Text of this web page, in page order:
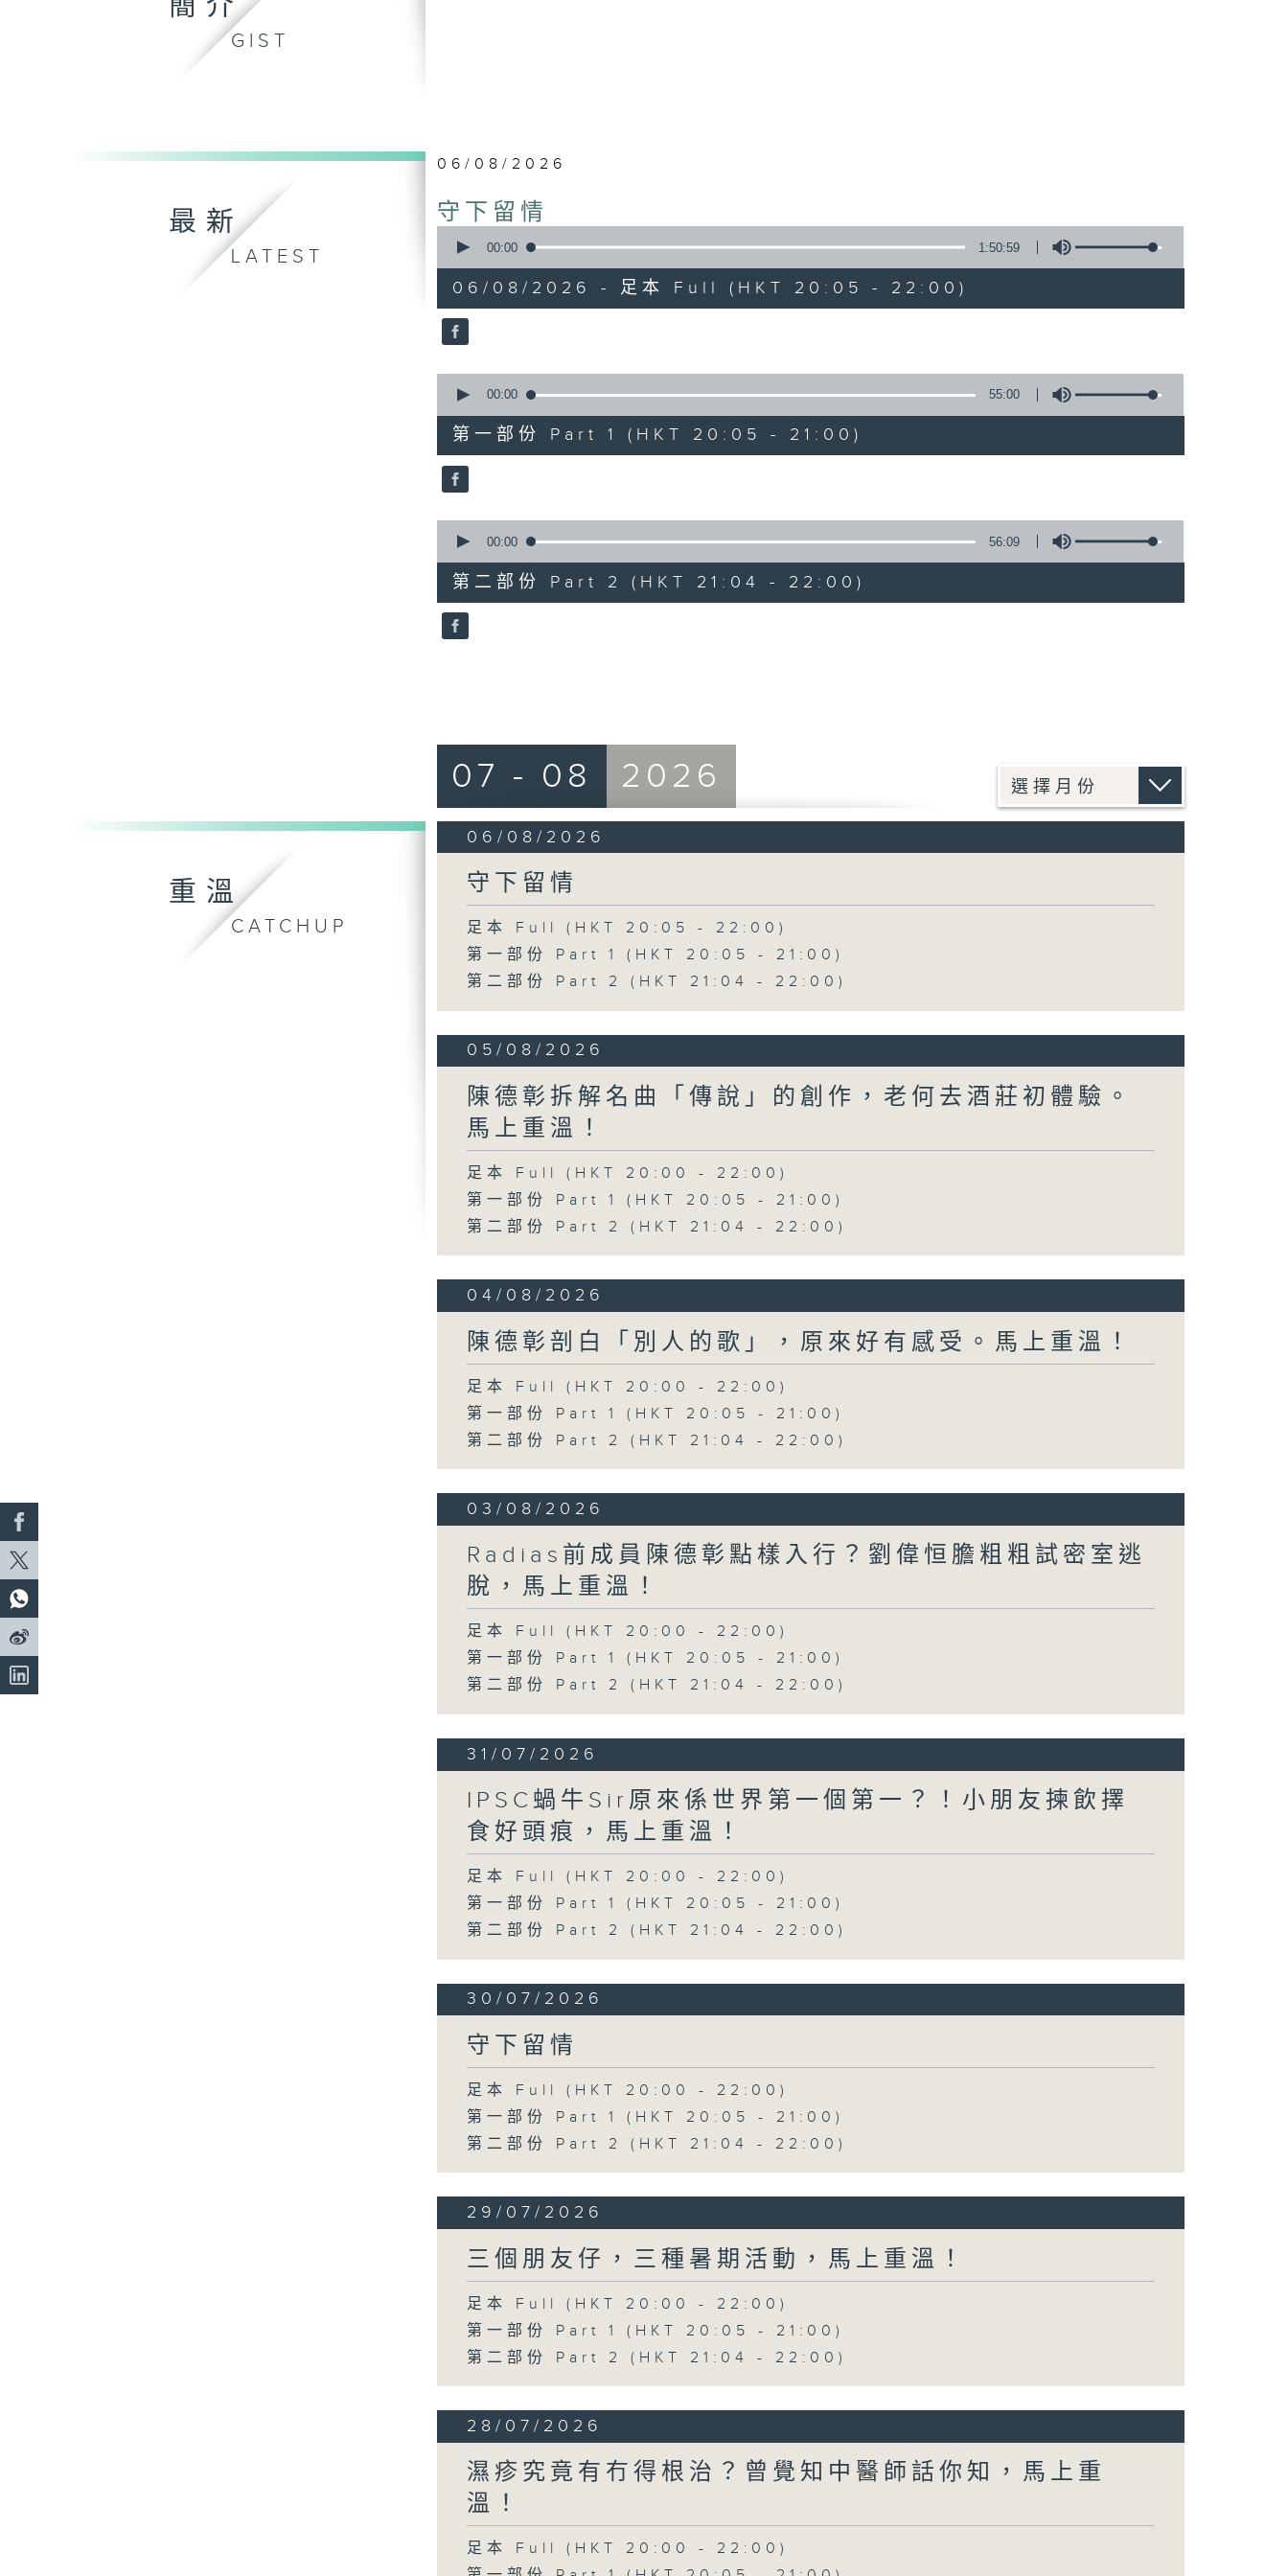
簡介
GIST
最新
LATEST
06/08/2026
守下留情
seconds
hour,
50
minutes,
59
90%
00:00 1:50:59
06/08/2026 - 足本 Full (HKT 20:05 - 22:00)
seconds
55
minutes,
0
seconds
90%
00:00 55:00
第一部份 Part 1 (HKT 20:05 - 21:00)
seconds
56
minutes,
9
seconds
90%
00:00 56:09
第二部份 Part 2 (HKT 21:04 - 22:00)
重溫
CATCHUP
07 - 08 2026
06/08/2026
守下留情
足本 Full (HKT 20:05 - 22:00)
第一部份 Part 1 (HKT 20:05 - 21:00)
第二部份 Part 2 (HKT 21:04 - 22:00)
05/08/2026
陳德彰拆解名曲「傳說」的創作，老何去酒莊初體驗。
馬上重溫！
足本 Full (HKT 20:00 - 22:00)
第一部份 Part 1 (HKT 20:05 - 21:00)
第二部份 Part 2 (HKT 21:04 - 22:00)
04/08/2026
陳德彰剖白「別人的歌」，原來好有感受。馬上重溫！
足本 Full (HKT 20:00 - 22:00)
第一部份 Part 1 (HKT 20:05 - 21:00)
第二部份 Part 2 (HKT 21:04 - 22:00)
03/08/2026
Radias前成員陳德彰點樣入行？劉偉恒膽粗粗試密室逃
脫，馬上重溫！
足本 Full (HKT 20:00 - 22:00)
第一部份 Part 1 (HKT 20:05 - 21:00)
第二部份 Part 2 (HKT 21:04 - 22:00)
31/07/2026
IPSC蝸牛Sir原來係世界第一個第一？！小朋友揀飲擇
食好頭痕，馬上重溫！
足本 Full (HKT 20:00 - 22:00)
第一部份 Part 1 (HKT 20:05 - 21:00)
第二部份 Part 2 (HKT 21:04 - 22:00)
30/07/2026
守下留情
足本 Full (HKT 20:00 - 22:00)
第一部份 Part 1 (HKT 20:05 - 21:00)
第二部份 Part 2 (HKT 21:04 - 22:00)
29/07/2026
三個朋友仔，三種暑期活動，馬上重溫！
足本 Full (HKT 20:00 - 22:00)
第一部份 Part 1 (HKT 20:05 - 21:00)
第二部份 Part 2 (HKT 21:04 - 22:00)
28/07/2026
濕疹究竟有冇得根治？曾覺知中醫師話你知，馬上重
溫！
足本 Full (HKT 20:00 - 22:00)